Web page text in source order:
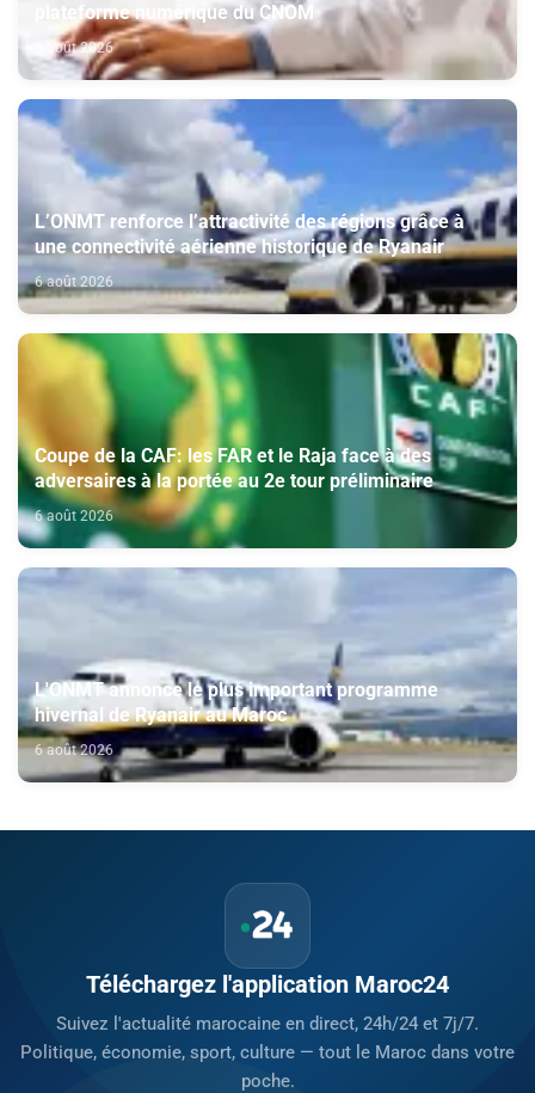
plateforme numérique du CNOM
6 août 2026
L’ONMT renforce l’attractivité des régions grâce à
une connectivité aérienne historique de Ryanair
6 août 2026
Coupe de la CAF: les FAR et le Raja face à des
adversaires à la portée au 2e tour préliminaire
6 août 2026
L'ONMT annonce le plus important programme
hivernal de Ryanair au Maroc
6 août 2026
Téléchargez l'application Maroc24
Suivez l'actualité marocaine en direct, 24h/24 et 7j/7.
Politique, économie, sport, culture — tout le Maroc dans votre
poche.